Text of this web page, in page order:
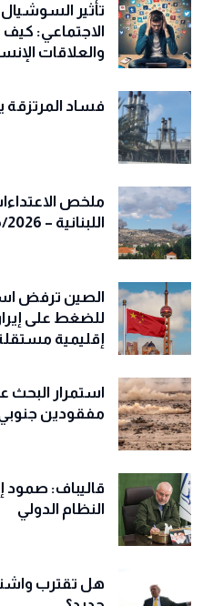
تأثير
الاجتماعي: كيف
والعلاقات
فساد المرتزقة
ملخص
اللبنانية – 6/5/2026
الصين ترفض
للضغط على
إقليمية
استمرار البحث
مفقودين
قاليباف: صمود
النظام الدولي
هل تقترب